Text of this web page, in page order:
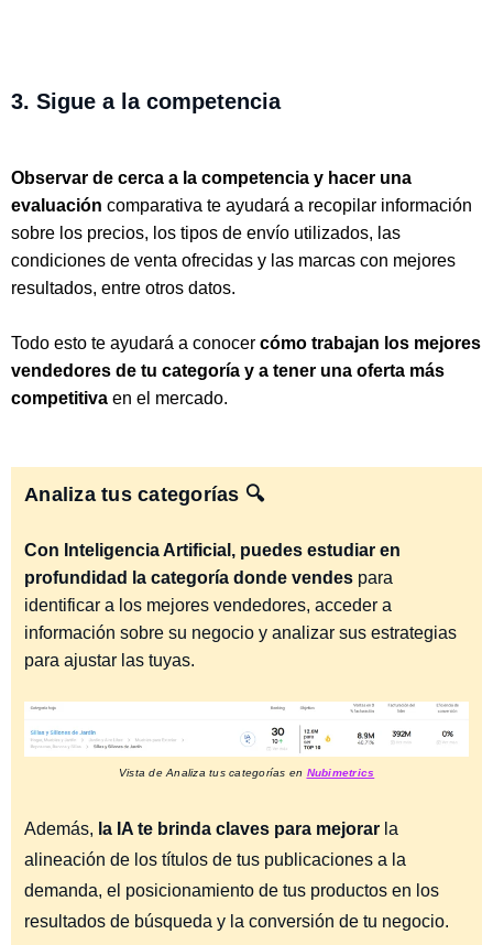
3. Sigue a la competencia
Observar de cerca a la competencia y hacer una
evaluación comparativa te ayudará a recopilar información
sobre los precios, los tipos de envío utilizados, las
condiciones de venta ofrecidas y las marcas con mejores
resultados, entre otros datos.
Todo esto te ayudará a conocer cómo trabajan los mejores
vendedores de tu categoría y a tener una oferta más
competitiva en el mercado.
Analiza tus categorías 🔍
Con Inteligencia Artificial, puedes estudiar en
profundidad la categoría donde vendes para
identificar a los mejores vendedores, acceder a
información sobre su negocio y analizar sus estrategias
para ajustar las tuyas.
Vista de Analiza tus categorías en Nubimetrics
Además, la IA te brinda claves para mejorar la
alineación de los títulos de tus publicaciones a la
demanda, el posicionamiento de tus productos en los
resultados de búsqueda y la conversión de tu negocio.